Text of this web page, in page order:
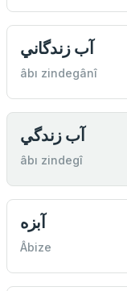
آب زندگاني
âbı zindegânî
آب زندگي
âbı zindegî
آبزه
Âbize